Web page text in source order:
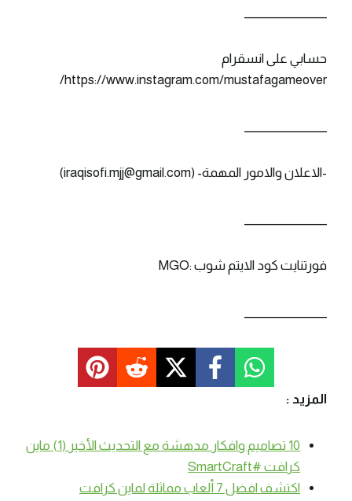
حسابي على انسقرام
https://www.instagram.com/mustafagameover/
-الاعلان والامور المهمة- (iraqisofi.mjj@gmail.com)
فورتنايت كود الايتم شوب :MGO
المزيد :
10 تصاميم وافكار مدهشة مع التحديث الأخير (1) ماين
كرافت #SmartCraft
اكتشف افضل 7 ألعاب مماثلة لماين كرافت